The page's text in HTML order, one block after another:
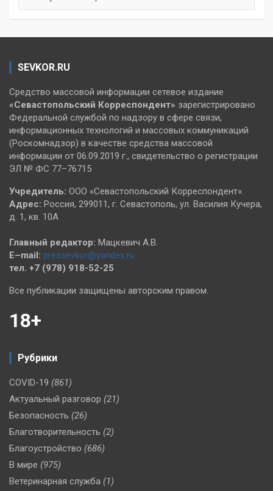
SEVKOR.RU
Средство массовой информации сетевое издание
«Севастопольский Корреспондент» зарегистрировано
Федеральной службой по надзору в сфере связи,
информационных технологий и массовых коммуникаций
(Роскомнадзор) в качестве средства массовой
информации от 06.09.2019 г., свидетельство о регистрации
ЭЛ № ФС 77–76715
Учредитель: ООО «Севастопольский Корреспондент».
Адрес: Россия, 299011, г. Севастополь, ул. Василия Кучера,
д. 1, кв. 10А
Главный редактор: Мацкевич А.В.
E–mail: pressevkor@yandex.ru
тел. +7 (978) 918-52-25
Все публикации защищены авторским правом.
18+
Рубрики
COVID-19 (861)
Актуальный разговор (21)
Безопасность (26)
Благотворительность (2)
Благоустройство (686)
В мире (975)
Ветеринарная служба (1)